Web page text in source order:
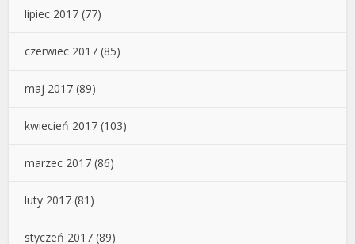
lipiec 2017 (77)
czerwiec 2017 (85)
maj 2017 (89)
kwiecień 2017 (103)
marzec 2017 (86)
luty 2017 (81)
styczeń 2017 (89)